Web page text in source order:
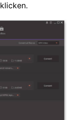
klicken.